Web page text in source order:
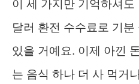
이 세 가지만 기억하셔
달러 환전 수수료로 기
있을 거예요. 이제 아낀
는 음식 하나 더 사 먹거